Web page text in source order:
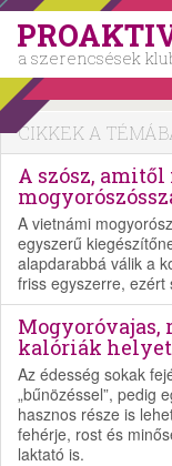
a szerencsések
CIKKEK A
A szósz,
A vietnámi
egyszerű
alapdarabbá válik a
friss egyszerre, ezért
Mogyoróvajas,
kalóriák
Az édesség sokak
„bűnözéssel”, pedig
hasznos része is
fehérje, rost és
laktató is.